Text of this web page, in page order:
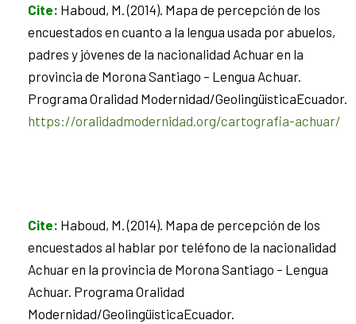
Cite: Haboud, M. (2014). Mapa de percepción de los
encuestados en cuanto a la lengua usada por abuelos,
padres y jóvenes de la nacionalidad Achuar en la
provincia de Morona Santiago – Lengua Achuar.
Programa Oralidad Modernidad/GeolingüísticaEcuador.
https://oralidadmodernidad.org/cartografia-achuar/
Cite: Haboud, M. (2014). Mapa de percepción de los
encuestados al hablar por teléfono de la nacionalidad
Achuar en la provincia de Morona Santiago – Lengua
Achuar. Programa Oralidad
Modernidad/GeolingüísticaEcuador.